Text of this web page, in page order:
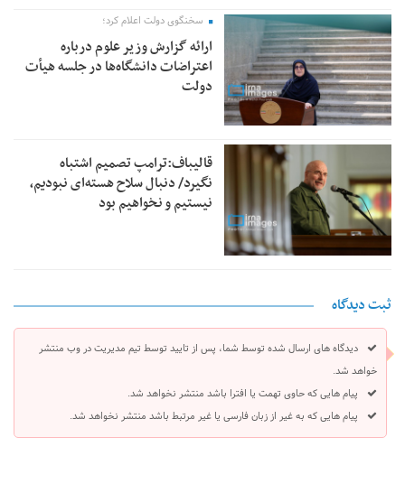
سخنگوی دولت اعلام کرد؛
ارائه گزارش وزیر علوم درباره
اعتراضات دانشگاه‌ها در جلسه هیأت
دولت
قالیباف:ترامپ تصمیم اشتباه
نگیرد/ دنبال سلاح هسته‌ای نبودیم،
نیستیم و نخواهیم بود
ثبت دیدگاه
دیدگاه های ارسال شده توسط شما، پس از تایید توسط تیم مدیریت در وب منتشر
خواهد شد.
پیام هایی که حاوی تهمت یا افترا باشد منتشر نخواهد شد.
پیام هایی که به غیر از زبان فارسی یا غیر مرتبط باشد منتشر نخواهد شد.